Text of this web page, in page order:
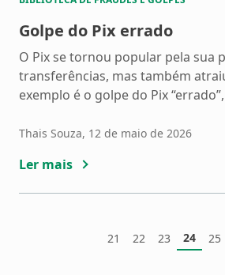
Golpe do Pix errado
O Pix se tornou popular pela sua
transferências, mas também
exemplo é o golpe do Pix
características do golpe do Pix
valor caso você tenha […]
Thais Souza, 12 de maio de 2026
Ler mais
21 22
Página
23
Página
24 25